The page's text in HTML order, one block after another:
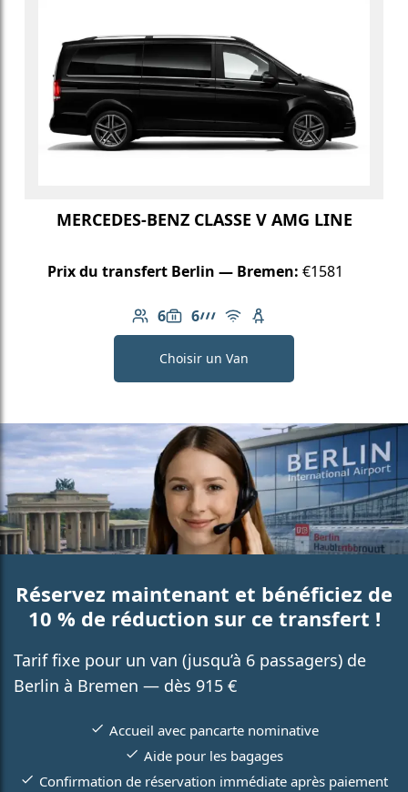
MERCEDES-BENZ CLASSE V AMG LINE
Prix du transfert Berlin — Bremen: €1581
6
Nombre de passagers: 6
6
Capacité des bagages: 6
Ligne AMG
Wi-Fi gratuit
Siège enfant
Choisir un Van
Réservez maintenant et bénéficiez de
10 % de réduction sur ce transfert !
Tarif fixe pour un van (jusqu’à 6 passagers) de
Berlin à Bremen — dès 915 €
Accueil avec pancarte nominative
Aide pour les bagages
Confirmation de réservation immédiate après paiement